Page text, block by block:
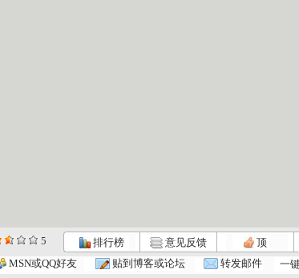
5 排行榜 意见反馈 顶
MSN或QQ好友 贴到博客或论坛 转发邮件 一